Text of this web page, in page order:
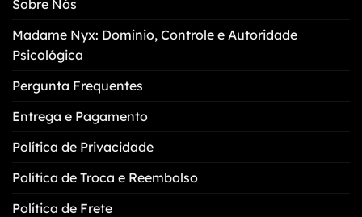
ser
na
página
produto
Sobre Nós
Madame Nyx: Domínio, Controle e Autoridade
Psicológica
Pergunta Frequentes
Entrega e Pagamento
Política de Privacidade
Política de Troca e Reembolso
Política de Frete